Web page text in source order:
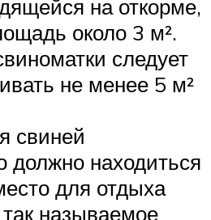
на откорме,
около 3 м².
следует
не менее 5 м²
свиней
должно находиться
для отдыха
называемое